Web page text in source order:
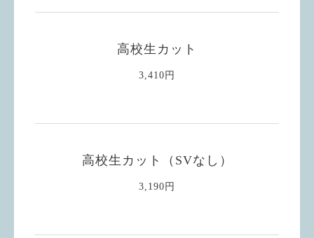
高校生カット
3,410円
高校生カット（SVなし）
3,190円